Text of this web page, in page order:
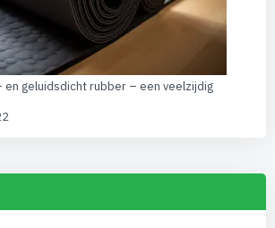
en geluidsdicht rubber – een veelzijdig